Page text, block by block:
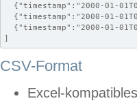
{"timestamp":"2000-01-
{"timestamp":"2000-01-
{"timestamp":"2000-01-
]
CSV-Format
Excel-